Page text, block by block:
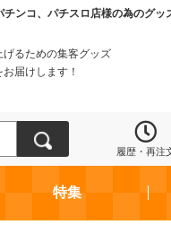
チンコ、パチスロ店様の為のグ
るための集客グッズ
届けします！
履歴・再注
特集